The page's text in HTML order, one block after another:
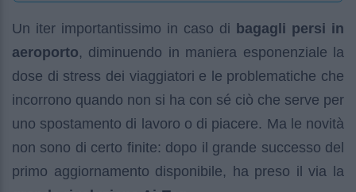
Un iter importantissimo in caso di bagagli persi in
aeroporto, diminuendo in maniera esponenziale la
dose di stress dei viaggiatori e le problematiche che
incorrono quando non si ha con sé ciò che serve per
uno spostamento di lavoro o di piacere. Ma le novità
non sono di certo finite: dopo il grande successo del
primo aggiornamento disponibile, ha preso il via la